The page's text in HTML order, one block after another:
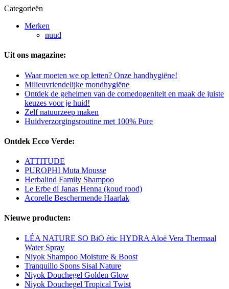
Categorieën
Merken
nuud
Uit ons magazine:
Waar moeten we op letten? Onze handhygiëne!
Milieuvriendelijke mondhygiëne
Ontdek de geheimen van de comedogeniteit en maak de juiste
keuzes voor je huid!
Zelf natuurzeep maken
Huidverzorgingsroutine met 100% Pure
Ontdek Ecco Verde:
ATTITUDE
PUROPHI Muta Mousse
Herbalind Family Shampoo
Le Erbe di Janas Henna (koud rood)
Acorelle Beschermende Haarlak
Nieuwe producten:
LÉA NATURE SO BiO étic HYDRA Aloë Vera Thermaal
Water Spray
Niyok Shampoo Moisture & Boost
Tranquillo Spons Sisal Nature
Niyok Douchegel Golden Glow
Niyok Douchegel Tropical Twist